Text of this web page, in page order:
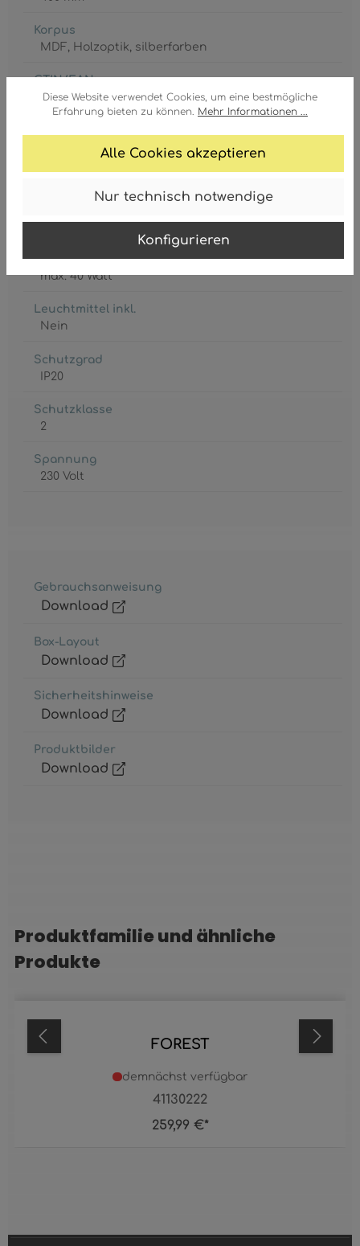
Diese Website verwendet Cookies, um eine bestmögliche
Erfahrung bieten zu können. Mehr Informationen ...
Alle Cookies akzeptieren
Nur technisch notwendige
Konfigurieren
Korpus
MDF , Holzoptik, silberfarben
GTIN/EAN:
4048194053972
Leistungsaufnahme
max. 40 Watt
Leuchtmittel inkl.
Nein
Schutzgrad
IP20
Schutzklasse
2
Spannung
230 Volt
Gebrauchsanweisung
Download
Box-Layout
Download
Sicherheitshinweise
Download
Produktbilder
Download
Produktgalerie überspringen
Produktfamilie und ähnliche
Produkte
FOREST
41130222
demnächst verfügbar
259,99 €*